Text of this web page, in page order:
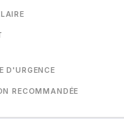
D'URGENCE
RECOMMANDÉE